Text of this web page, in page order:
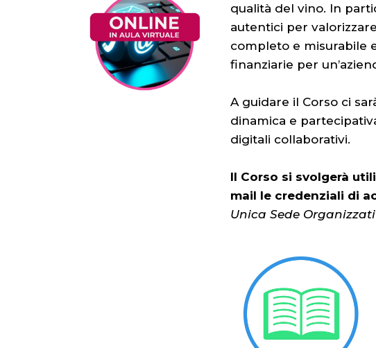
qualità del vino. In
autentici per
completo e misurabile
finanziarie per
A guidare il Corso ci
dinamica e
digitali collaborativi.
Il Corso si svolgerà
mail le credenziali di
Unica Sede